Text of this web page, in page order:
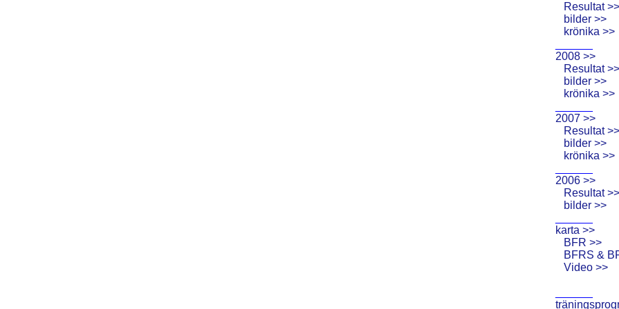
Resultat >>
bilder >>
krönika >>
2008 >>
Resultat >>
bilder >>
krönika >>
2007 >>
Resultat >>
bilder >>
krönika >>
2006 >>
Resultat >>
bilder >>
karta >>
BFR >>
BFRS &
Video >>